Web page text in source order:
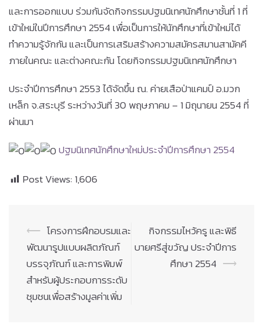
และการออกแบบ ร่วมกันจัดกิจกรรมปฐมนิเทศนักศึกษาชั้นที่ 1 ที่
เข้าใหม่ในปีการศึกษา 2554 เพื่อเป็นการให้นักศึกษาที่เข้าใหม่ได้
ทำความรู้จักกัน และเป็นการเสริมสร้างความสมัครสมานสามัคคี
ภายในคณะ และต่างคณะกัน โดยกิจกรรมปฐมนิเทศนักศึกษา
ประจำปีการศึกษา 2553 ได้จัดขึ้น ณ. ค่ายเสือป่าแคมป์ อ.มวก
เหล็ก จ.สระบุรี ระหว่างวันที่ 30 พฤษภาคม – 1 มิถุนายน 2554 ที่
ผ่านมา
ปฐมนิเทศนักศึกษาใหม่ประจำปีการศึกษา 2554
Post Views: 1,606
Post
navigation
⟵ โครงการฝึกอบรมและ
พัฒนารูปแบบผลิตภัณฑ์
บรรจุภัณฑ์ และการพิมพ์
สำหรับผู้ประกอบการระดับ
ชุมชนเพื่อสร้างมูลค่าเพิ่ม
กิจกรรมไหว้ครู และพิธี
บายศรีสู่ขวัญ ประจำปีการ
ศึกษา 2554 ⟶